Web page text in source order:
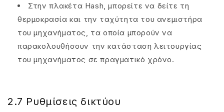
Στην πλακέτα Hash, μπορείτε να δείτε τη
θερμοκρασία και την ταχύτητα του ανεμιστήρα
του μηχανήματος, τα οποία μπορούν να
παρακολουθήσουν την κατάσταση λειτουργίας
του μηχανήματος σε πραγματικό χρόνο.
2.7 Ρυθμίσεις δικτύου